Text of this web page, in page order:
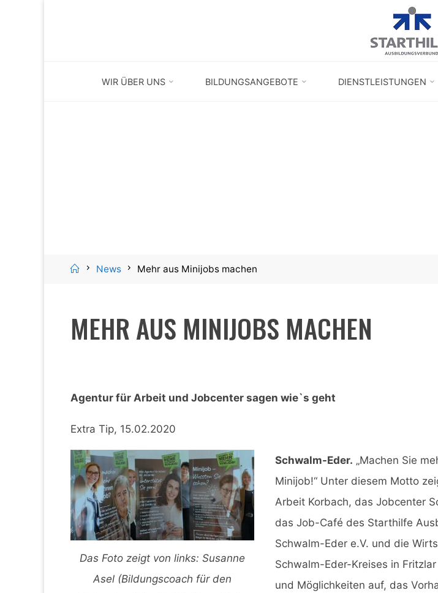
WIR ÜBER UNS BILDUNGSANGEBOTE DIENSTLEISTUNGEN
HomeNews Mehr aus Minijobs machen
MEHR AUS MINIJOBS MACHEN
Agentur für Arbeit und Jobcenter sagen wie`s geht
Extra Tip, 15.02.2020
Das Foto zeigt von links: Susanne
Asel (Bildungscoach für den
Schwalm-Eder. „Machen Sie
Minijob!“ Unter diesem Motto
Arbeit Korbach, das Jobcenter
das Job-Café des Starthilfe
Schwalm-Eder e.V. und die
Schwalm-Eder-Kreises in
und Möglichkeiten auf, das